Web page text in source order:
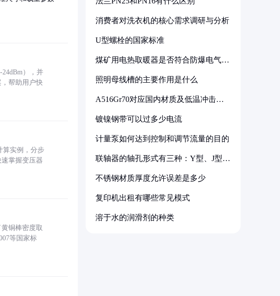
），并
帮助用户快
算实例，分步
掌握变压器
铜棒密度取
等国家标
消费者对洗衣机的核心需求调研与分析
U型螺栓的国家标准
煤矿用电热取暖器是否符合防爆电气设
照明母线槽的主要作用是什么
A516Gr70对应国内材质及低温冲击要
镀镍钢带可以过多少电流
计量泵如何达到控制和调节流量的目的
联轴器的轴孔形式有三种：Y型、J型、
不锈钢材质厚度允许误差是多少
复印机出租有哪些常见模式
溶于水的润滑剂的种类